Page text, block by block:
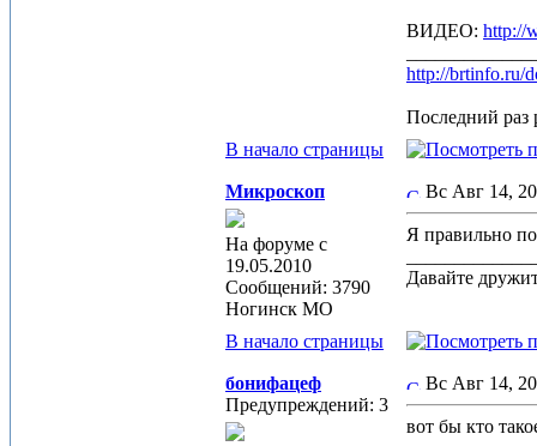
ВИДЕО: http://
http://brtinfo.ru/
Последний раз
В начало страницы
Микроскоп
На форуме с
19.05.2010
Сообщений: 3790
Ногинск МО
Вс Авг 14,
Я правильно
Давайте
В начало страницы
бонифацеф
Предупреждений: 3
Вс Авг 14,
вот бы кто